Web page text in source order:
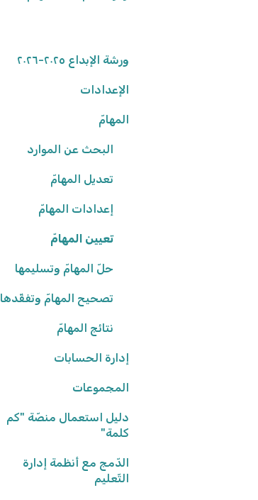
ورشة الإبداع ٢٠٢٥-٢٠٢٦
الإعدادات
الوصول إلى المنصّة
كلمة المرور
البيانات الشّخصيّة
شروط وأحكام
إعدادات المدرسة
المهامّ
البحث عن الموارد
تعديل المهامّ
إعدادات المهامّ
تعيين المهامّ
حلّ المهامّ وتسليمها
تصحيح المهامّ وتفقّدها
نتائج المهامّ
إدارة الحسابات
المعلّمون/ـات
التّلاميذ
المجموعات
إنشاء المجموعات
إحصاءات المجموعات
دليل استعمال منصّة "كم
كلمة"
الدّمج مع أنظمة إدارة
التّعليم